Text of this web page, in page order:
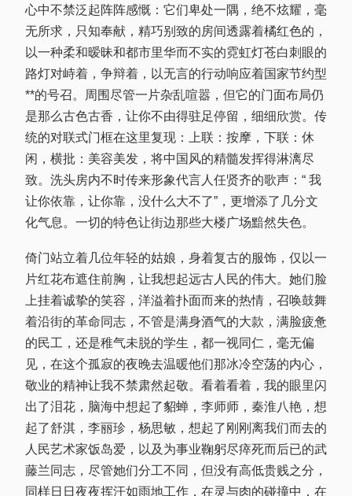
心中不禁泛起阵阵感慨：它们卑处一隅，绝不炫耀，毫
无所求，只知奉献，精巧别致的房间透露着橘红色的，
以一种柔和暧昧和都市里华而不实的霓虹灯苍白刺眼的
路灯对峙着，争辩着，以无言的行动响应着国家节约型
**的号召。周围尽管一片杂乱喧嚣，但它的门面布局仍
是那么古色古香，让你不由得驻足停留，细细欣赏。传
统的对联式门框在这里复现：上联：按摩，下联：休
闲，横批：美容美发，将中国风的精髓发挥得淋漓尽
致。洗头房内不时传来形象代言人任贤齐的歌声：“ 我
让你依靠，让你靠，没什么大不了”，更增添了几分文
化气息。一切的特色让街边那些大楼广场黯然失色。
倚门站立着几位年轻的姑娘，身着复古的服饰，仅以一
片红花布遮住前胸，让我想起远古人民的伟大。她们脸
上挂着诚挚的笑容，洋溢着扑面而来的热情，召唤鼓舞
着沿街的革命同志，不管是满身酒气的大款，满脸疲惫
的民工，还是稚气未脱的学生，都一视同仁，毫无偏
见，在这个孤寂的夜晚去温暖他们那冰冷空荡的内心，
敬业的精神让我不禁肃然起敬。看着看着，我的眼里闪
出了泪花，脑海中想起了貂蝉，李师师，秦淮八艳，想
起了舒淇，李丽珍，杨思敏，想起了刚刚离我们而去的
人民艺术家饭岛爱，以及为事业鞠躬尽瘁死而后已的武
藤兰同志，尽管她们分工不同，但没有高低贵贱之分，
同样日日夜夜挥汗如雨地工作，在灵与肉的碰撞中，在